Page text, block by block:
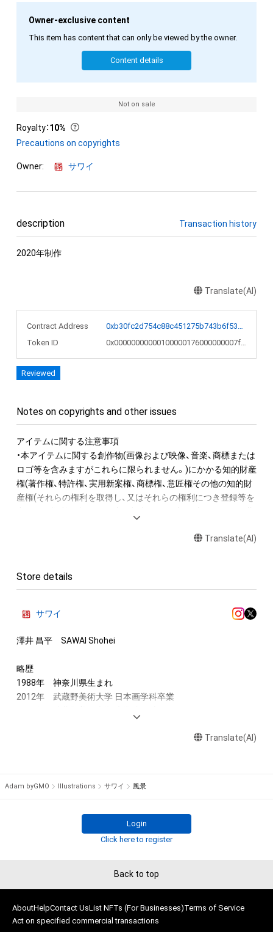
Owner-exclusive content
This item has content that can only be viewed by the owner.
Content details
Not on sale
Royalty：10%
Precautions on copyrights
Owner: サワイ
description Transaction history
2020年制作
Translate(AI)
Contract Address
Token ID
0x00000000000100000176000000007f4d
Reviewed
Notes on copyrights and other issues
アイテムに関する注意事項
・本アイテムに関する創作物(画像および映像、音楽、商標または
ロゴ等を含みますがこれらに限られません。)にかかる知的財産
権(著作権、特許権、実用新案権、商標権、意匠権その他の知的財
産権(それらの権利を取得し、又はそれらの権利につき登録等を
けている者によって保護されています。そのため、本アイテム
・本アイテムの著作権を有する方、著作隣接権の権利者またはそ
アイテムの保有者が有する権利」の範囲を超えた行為、知的財産
ル、リバースエンジニアリングを含みますが、これに限定されま
・本アイテムに関する創作物の利用については、公序良俗や法令
に反する利用またはその恐れのある利用など、作成者が不適切
であると判断した場合、利用をお断りさせていただきます。
保有者、その他第三者が損害を被った場合、その損害がいかなる
原因で発生したものであっても、本アイテムの著作権を有する
Translate(AI)
Store details
サワイ
澤井 昌平　SAWAI Shohei
略歴
1988年　神奈川県生まれ
2012年　武蔵野美術大学 日本画学科卒業
2019年　第37回上野の森美術館大賞展　入選
2022年　第40回上野の森美術館大賞展　入選
ル著/宇野和美訳）
2022年　現代書館 『海を渡り、そしてまた海を渡った』装画（河
Translate(AI)
Adam byGMO Illustrations サワイ 風景
Login
Click here to register
Back to top
AboutHelpContact UsList NFTs (For Businesses)Terms of Service
Act on specified commercial transactions